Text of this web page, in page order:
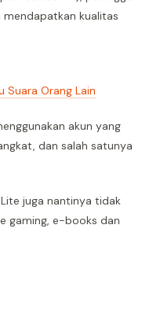
mendapatkan kualitas
Suara Orang Lain
akun yang
dan salah satunya
juga nantinya tidak
gaming, e-books dan